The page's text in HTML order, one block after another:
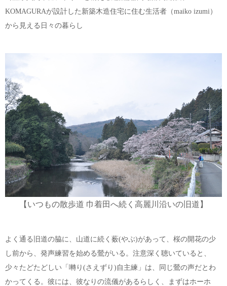
KOMAGURAが設計した新築木造住宅に住む生活者（maiko izumi）
から見える日々の暮らし
【いつもの散歩道 巾着田へ続く高麗川沿いの旧道】
よく通る旧道の脇に、山道に続く薮(やぶ)があって、桜の開花の少
し前から、発声練習を始める鶯がいる。注意深く聴いていると、
少々たどたどしい「囀り(さえずり)自主練」は、同じ鶯の声だとわ
かってくる。彼には、彼なりの流儀があるらしく、まずはホーホ